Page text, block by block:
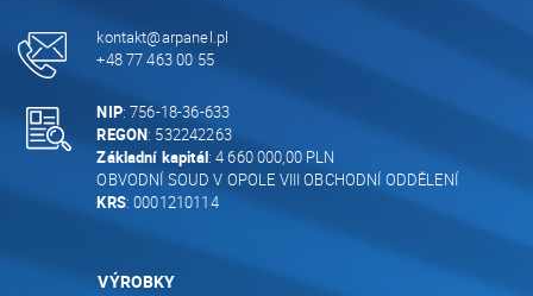
kontakt@arpanel.pl
+48 77 463 00 55
NIP: 756-18-36-633
REGON: 532242263
Základní kapitál: 4 660 000,00 PLN
OBVODNÍ SOUD V OPOLE VIII OBCHODNÍ ODDĚLENÍ
KRS: 0001210114
VÝROBKY